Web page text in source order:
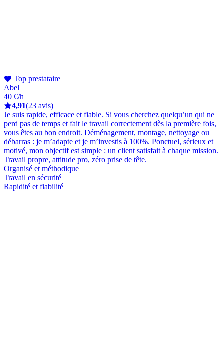
Top prestataire
Abel
40 €/h
4,91(23 avis)
Je suis rapide, efficace et fiable. Si vous cherchez quelqu’un qui ne
perd pas de temps et fait le travail correctement dès la première fois,
vous êtes au bon endroit. Déménagement, montage, nettoyage ou
débarras : je m’adapte et je m’investis à 100%. Ponctuel, sérieux et
motivé, mon objectif est simple : un client satisfait à chaque mission.
Travail propre, attitude pro, zéro prise de tête.
Organisé et méthodique
Travail en sécurité
Rapidité et fiabilité